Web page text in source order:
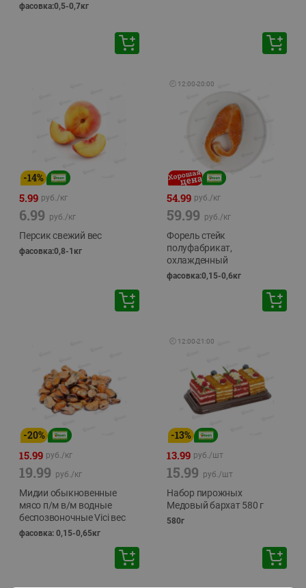
фасовка:0,5-0,7кг
-14%
5.99 руб./кг
6.99 руб./кг
Персик свежий вес
фасовка:0,8-1кг
🕘 12:00-20:00
54.99 руб./кг
59.99 руб./кг
Форель стейк
полуфабрикат,
охлажденный
фасовка:0,15-0,6кг
-20%
15.99 руб./кг
19.99 руб./кг
Мидии обыкновенные
мясо п/м в/м водные
беспозвоночные Vici вес
фасовка: 0,15-0,65кг
🕘 12:00-21:00
-13%
13.99 руб./шт
15.99 руб./шт
Набор пирожных
Медовый бархат 580 г
580г